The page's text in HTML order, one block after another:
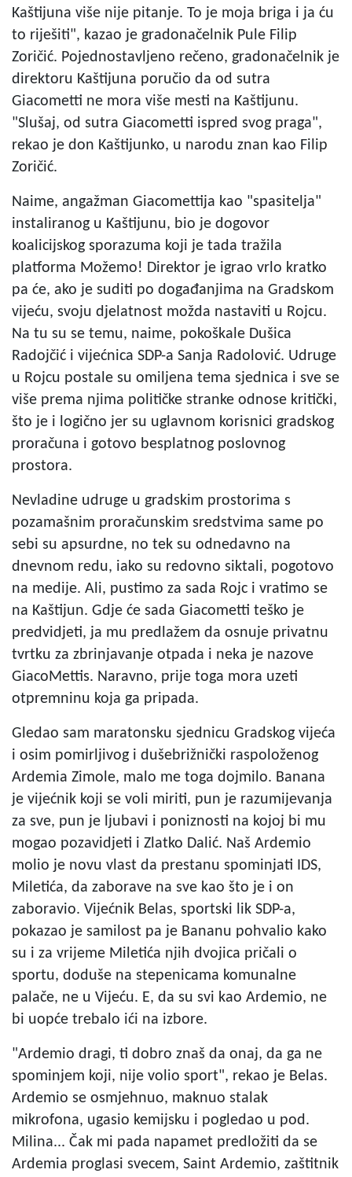
Kaštijuna više nije pitanje. To je moja briga i ja ću
to riješiti", kazao je gradonačelnik Pule Filip
Zoričić. Pojednostavljeno rečeno, gradonačelnik je
direktoru Kaštijuna poručio da od sutra
Giacometti ne mora više mesti na Kaštijunu.
"Slušaj, od sutra Giacometti ispred svog praga",
rekao je don Kaštijunko, u narodu znan kao Filip
Zoričić.
Naime, angažman Giacomettija kao "spasitelja"
instaliranog u Kaštijunu, bio je dogovor
koalicijskog sporazuma koji je tada tražila
platforma Možemo! Direktor je igrao vrlo kratko
pa će, ako je suditi po događanjima na Gradskom
vijeću, svoju djelatnost možda nastaviti u Rojcu.
Na tu su se temu, naime, pokoškale Dušica
Radojčić i vijećnica SDP-a Sanja Radolović. Udruge
u Rojcu postale su omiljena tema sjednica i sve se
više prema njima političke stranke odnose kritički,
što je i logično jer su uglavnom korisnici gradskog
proračuna i gotovo besplatnog poslovnog
prostora.
Nevladine udruge u gradskim prostorima s
pozamašnim proračunskim sredstvima same po
sebi su apsurdne, no tek su odnedavno na
dnevnom redu, iako su redovno siktali, pogotovo
na medije. Ali, pustimo za sada Rojc i vratimo se
na Kaštijun. Gdje će sada Giacometti teško je
predvidjeti, ja mu predlažem da osnuje privatnu
tvrtku za zbrinjavanje otpada i neka je nazove
GiacoMettis. Naravno, prije toga mora uzeti
otpremninu koja ga pripada.
Gledao sam maratonsku sjednicu Gradskog vijeća
i osim pomirljivog i dušebrižnički raspoloženog
Ardemia Zimole, malo me toga dojmilo. Banana
je vijećnik koji se voli miriti, pun je razumijevanja
za sve, pun je ljubavi i poniznosti na kojoj bi mu
mogao pozavidjeti i Zlatko Dalić. Naš Ardemio
molio je novu vlast da prestanu spominjati IDS,
Miletića, da zaborave na sve kao što je i on
zaboravio. Vijećnik Belas, sportski lik SDP-a,
pokazao je samilost pa je Bananu pohvalio kako
su i za vrijeme Miletića njih dvojica pričali o
sportu, doduše na stepenicama komunalne
palače, ne u Vijeću. E, da su svi kao Ardemio, ne
bi uopće trebalo ići na izbore.
"Ardemio dragi, ti dobro znaš da onaj, da ga ne
spominjem koji, nije volio sport", rekao je Belas.
Ardemio se osmjehnuo, maknuo stalak
mikrofona, ugasio kemijsku i pogledao u pod.
Milina... Čak mi pada napamet predložiti da se
Ardemia proglasi svecem, Saint Ardemio, zaštitnik